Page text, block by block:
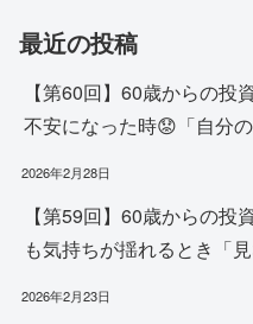
最近の投稿
【第60回】60歳からの投
不安になった時😟「自分
2026年2月28日
【第59回】60歳からの投
も気持ちが揺れるとき「
2026年2月23日